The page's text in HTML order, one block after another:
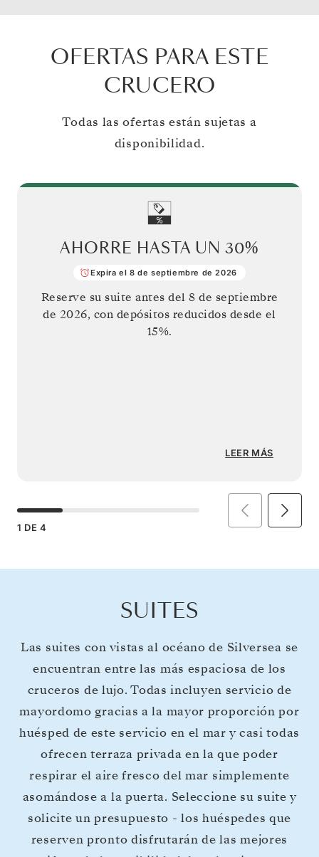
OFERTAS PARA ESTE
CRUCERO
Todas las ofertas están sujetas a
disponibilidad.
AHORRE HASTA UN 30%
Expira el 8 de septiembre de 2026
Reserve su suite antes del 8 de septiembre
de 2026, con depósitos reducidos desde el
15%.
LEER MÁS
1 DE 4
SUITES
Las suites con vistas al océano de Silversea se
encuentran entre las más espaciosa de los
cruceros de lujo. Todas incluyen servicio de
mayordomo gracias a la mayor proporción por
huésped de este servicio en el mar y casi todas
ofrecen terraza privada en la que poder
respirar el aire fresco del mar simplemente
asomándose a la puerta. Seleccione su suite y
solicite un presupuesto - los huéspedes que
reserven pronto disfrutarán de las mejores